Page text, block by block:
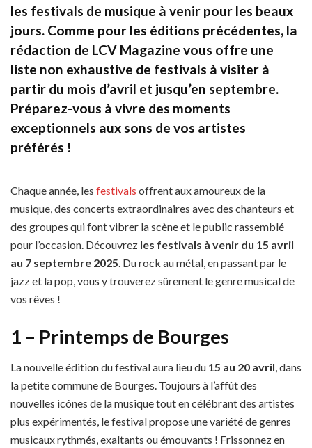
les festivals de musique à venir pour les beaux
jours. Comme pour les éditions précédentes, la
rédaction de LCV Magazine vous offre une
liste non exhaustive de festivals à visiter à
partir du mois d’avril et jusqu’en septembre.
Préparez-vous à vivre des moments
exceptionnels aux sons de vos artistes
préférés !
Chaque année, les festivals offrent aux amoureux de la
musique, des concerts extraordinaires avec des chanteurs et
des groupes qui font vibrer la scène et le public rassemblé
pour l’occasion. Découvrez les festivals à venir du 15 avril
au 7 septembre 2025. Du rock au métal, en passant par le
jazz et la pop, vous y trouverez sûrement le genre musical de
vos rêves !
1 – Printemps de Bourges
La nouvelle édition du festival aura lieu du 15 au 20 avril, dans
la petite commune de Bourges. Toujours à l’affût des
nouvelles icônes de la musique tout en célébrant des artistes
plus expérimentés, le festival propose une variété de genres
musicaux rythmés, exaltants ou émouvants ! Frissonnez en